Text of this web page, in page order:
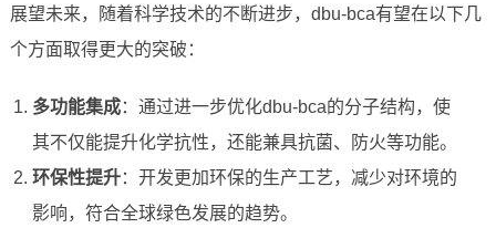
展望未来，随着科学技术的不断进步，dbu-bca有望在以下几
个方面取得更大的突破：
多功能集成：通过进一步优化dbu-bca的分子结构，使
其不仅能提升化学抗性，还能兼具抗菌、防火等功能。
环保性提升：开发更加环保的生产工艺，减少对环境的
影响，符合全球绿色发展的趋势。